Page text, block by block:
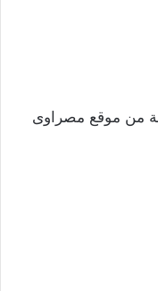
من موقع مصراوى